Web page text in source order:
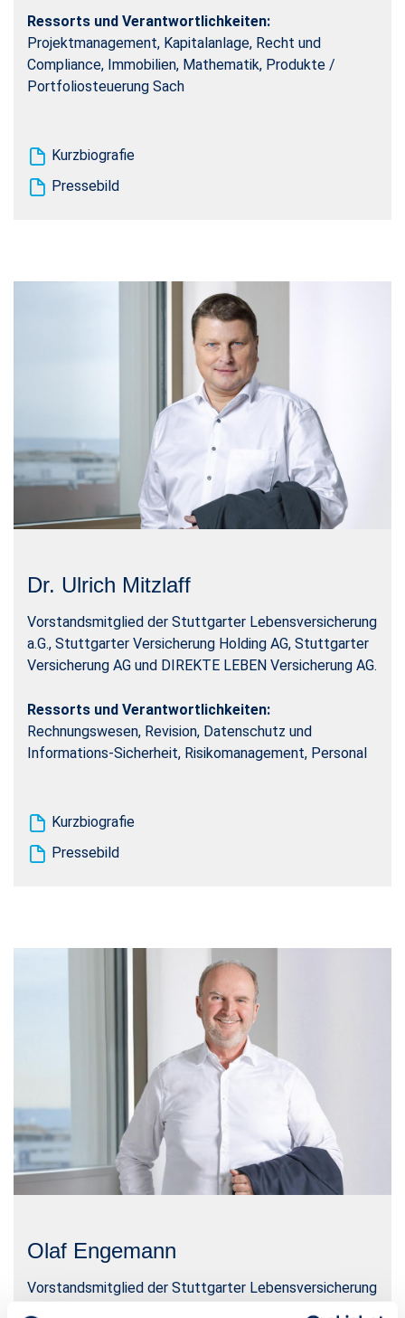
Ressorts und Verantwortlichkeiten:
Projektmanagement, Kapitalanlage, Recht und
Compliance, Immobilien, Mathematik, Produkte /
Portfoliosteuerung Sach
Kurzbiografie
Pressebild
Dr. Ulrich Mitzlaff
Vorstandsmitglied der Stuttgarter Lebensversicherung
a.G., Stuttgarter Versicherung Holding AG, Stuttgarter
Versicherung AG und DIREKTE LEBEN Versicherung AG.
Ressorts und Verantwortlichkeiten:
Rechnungswesen, Revision, Datenschutz und
Informations-Sicherheit, Risikomanagement, Personal
Kurzbiografie
Pressebild
Olaf Engemann
Vorstandsmitglied der Stuttgarter Lebensversicherung